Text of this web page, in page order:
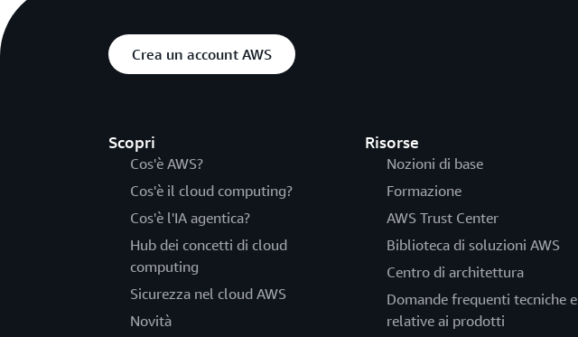
Crea un account AWS
Scopri
Cos'è AWS?
Cos'è il cloud computing?
Cos'è l'IA agentica?
Hub dei concetti di cloud
computing
Sicurezza nel cloud AWS
Novità
Risorse
Nozioni di base
Formazione
AWS Trust Center
Biblioteca di soluzioni AWS
Centro di architettura
Domande frequenti tecniche e
relative ai prodotti